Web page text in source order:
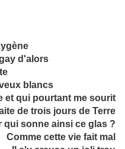
d'alors
blancs
et qui pourtant me sourit
de trois jours de Terre
qui sonne ainsi ce glas ?
Comme cette vie fait mal